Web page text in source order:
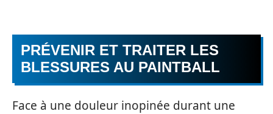
PRÉVENIR ET TRAITER LES
BLESSURES AU PAINTBALL
Face à une douleur inopinée durant une